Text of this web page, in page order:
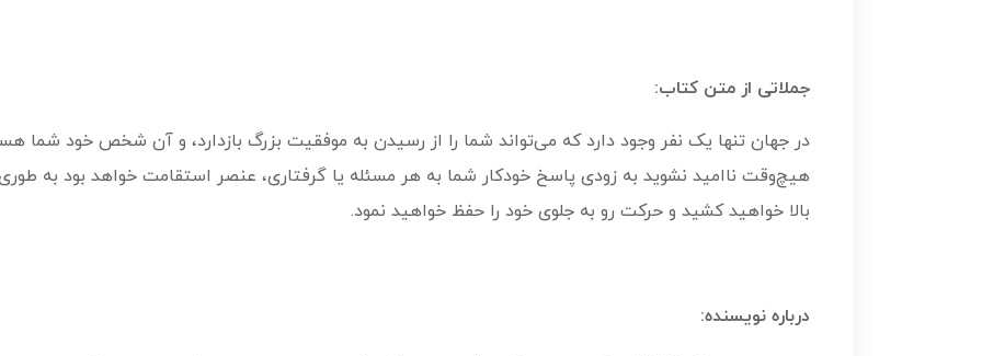
جملاتی از متن کتاب:
در جهان تنها یک نفر وجود دارد که می‌تواند شما را از رسیدن به موفقیت بزرگ بازدارد، و آن شخص خود شما
هیچ‌وقت ناامید نشوید به زودی پاسخ خودکار شما به هر مسئله یا گرفتاری، عنصر استقامت خواهد بود به
بالا خواهید کشید و حرکت رو به جلوی خود را حفظ خواهید نمود.
درباره نویسنده: